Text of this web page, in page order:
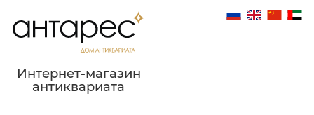
Интернет-магазин
антиквариата